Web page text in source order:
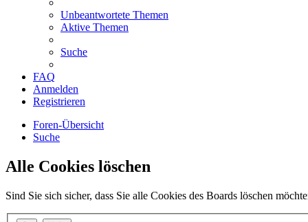
Unbeantwortete Themen
Aktive Themen
Suche
FAQ
Anmelden
Registrieren
Foren-Übersicht
Suche
Alle Cookies löschen
Sind Sie sich sicher, dass Sie alle Cookies des Boards löschen